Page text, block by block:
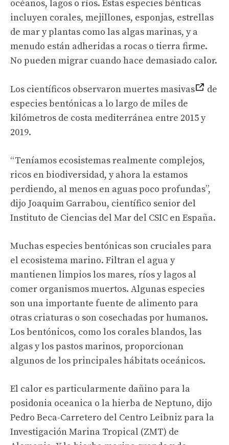
océanos, lagos o ríos. Estas especies bénticas
incluyen corales, mejillones, esponjas, estrellas
de mar y plantas como las algas marinas, y a
menudo están adheridas a rocas o tierra firme.
No pueden migrar cuando hace demasiado calor.
Los científicos observaron muertes masivas
de
especies bentónicas a lo largo de miles de
kilómetros de costa mediterránea entre 2015 y
2019.
“Teníamos ecosistemas realmente complejos,
ricos en biodiversidad, y ahora la estamos
perdiendo, al menos en aguas poco profundas”,
dijo Joaquim Garrabou, científico senior del
Instituto de Ciencias del Mar del CSIC en España.
Muchas especies bentónicas son cruciales para
el ecosistema marino. Filtran el agua y
mantienen limpios los mares, ríos y lagos al
comer organismos muertos. Algunas especies
son una importante fuente de alimento para
otras criaturas o son cosechadas por humanos.
Los bentónicos, como los corales blandos, las
algas y los pastos marinos, proporcionan
algunos de los principales hábitats oceánicos.
El calor es particularmente dañino para la
posidonia oceanica o la hierba de Neptuno, dijo
Pedro Beca-Carretero del Centro Leibniz para la
Investigación Marina Tropical (ZMT) de